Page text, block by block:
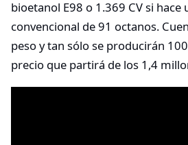
bioetanol E98 o 1.369 CV si hace
convencional de 91 octanos.
peso y tan sólo se producirán
precio que partirá de los 1,4